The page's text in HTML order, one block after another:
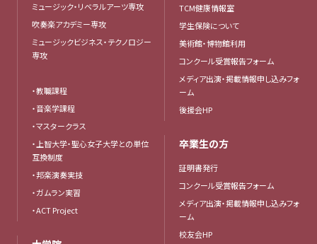
ミュージック・リベラルアーツ専攻
吹奏楽アカデミー専攻
ミュージックビジネス・テクノロジー
専攻
・教職課程
・音楽学課程
・マスタークラス
・上智大学・聖心女子大学との単位
互換制度
・邦楽演奏実技
・ガムラン実習
・ACT Project
TCM健康情報室
学生保険について
美術館・博物館利用
コンクール受賞報告フォーム
メディア出演・掲載情報申し込みフォ
ーム
後援会HP
卒業生の方
証明書発行
コンクール受賞報告フォーム
メディア出演・掲載情報申し込みフォ
ーム
校友会HP